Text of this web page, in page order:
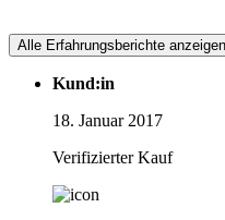
Alle Erfahrungsberichte anzeigen
Kund:in
18. Januar 2017
Verifizierter Kauf